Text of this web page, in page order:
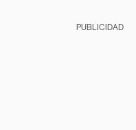
PUBLICIDAD